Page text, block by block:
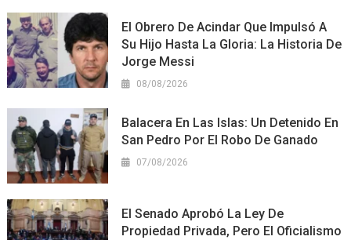
El Obrero De Acindar Que Impulsó A
Su Hijo Hasta La Gloria: La Historia De
Jorge Messi
08/08/2026
Balacera En Las Islas: Un Detenido En
San Pedro Por El Robo De Ganado
07/08/2026
El Senado Aprobó La Ley De
Propiedad Privada, Pero El Oficialismo